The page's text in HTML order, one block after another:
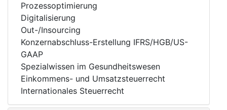
Prozessoptimierung
Digitalisierung
Out-/Insourcing
Konzernabschluss-Erstellung IFRS/HGB/US-
GAAP
Spezialwissen im Gesundheitswesen
Einkommens- und Umsatzsteuerrecht
Internationales Steuerrecht